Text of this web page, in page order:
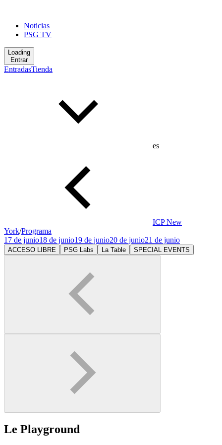
Noticias
PSG TV
Loading
Entrar
EntradasTienda
es
ICP New
York/Programa
17 de junio18 de junio19 de junio20 de junio21 de junio
ACCESO LIBRE PSG Labs La Table SPECIAL EVENTS
Le Playground